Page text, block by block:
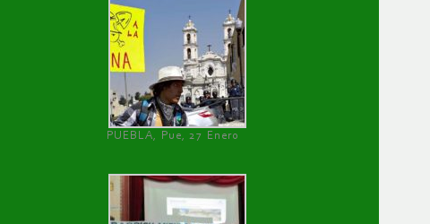
PUEBLA, Pue, 27 Enero